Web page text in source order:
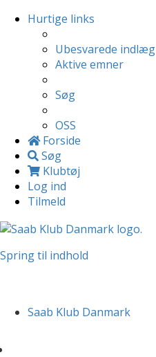
Hurtige links
Ubesvarede indlæg
Aktive emner
Søg
OSS
Forside
Søg
Klubtøj
Log ind
Tilmeld
Spring til indhold
Saab Klub Danmark